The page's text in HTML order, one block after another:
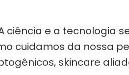
e a tecnologia
cuidamos da nossa
skincare